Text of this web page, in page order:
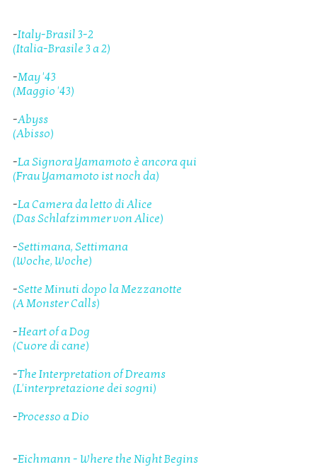
-Italy-Brasil 3-2
(Italia-Brasile 3 a 2)
-May '43
(Maggio '43)
-Abyss
(Abisso)
-La Signora Yamamoto è ancora qui
(Frau Yamamoto ist noch da)
-La Camera da letto di Alice
(Das Schlafzimmer von Alice)
-Settimana, Settimana
(Woche, Woche)
-Sette Minuti dopo la Mezzanotte
(A Monster Calls)
-Heart of a Dog
(Cuore di cane)
-The Interpretation of Dreams
(L'interpretazione dei sogni)
-Processo a Dio
-Eichmann - Where the Night Begins